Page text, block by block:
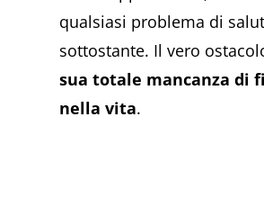
qualsiasi problema di
sottostante. Il vero
sua totale mancanza di
nella vita.